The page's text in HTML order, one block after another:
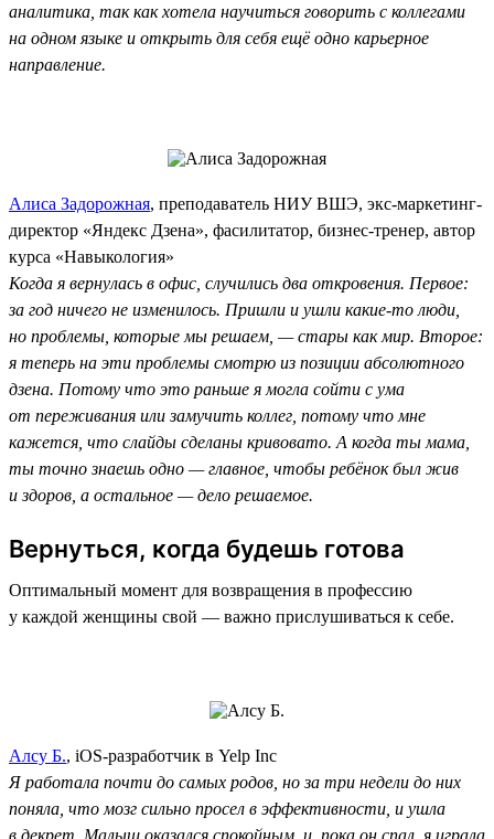
аналитика, так как хотела научиться говорить с коллегами
на одном языке и открыть для себя ещё одно карьерное
направление.
Алиса Задорожная, преподаватель НИУ ВШЭ, экс‑маркетинг-
директор «Яндекс Дзена», фасилитатор, бизнес-тренер, автор
курса «Навыкология»
Когда я вернулась в офис, случились два откровения. Первое:
за год ничего не изменилось. Пришли и ушли какие-то люди,
но проблемы, которые мы решаем, — стары как мир. Второе:
я теперь на эти проблемы смотрю из позиции абсолютного
дзена. Потому что это раньше я могла сойти с ума
от переживания или замучить коллег, потому что мне
кажется, что слайды сделаны кривовато. А когда ты мама,
ты точно знаешь одно — главное, чтобы ребёнок был жив
и здоров, а остальное — дело решаемое.
Вернуться, когда будешь готова
Оптимальный момент для возвращения в профессию
у каждой женщины свой — важно прислушиваться к себе.
Алсу Б., iOS-разработчик в Yelp Inc
Я работала почти до самых родов, но за три недели до них
поняла, что мозг сильно просел в эффективности, и ушла
в декрет. Малыш оказался спокойным, и, пока он спал, я играла